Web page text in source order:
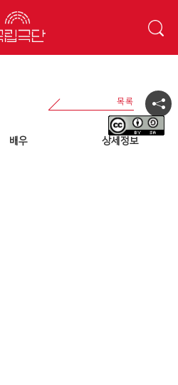
배우 상세정보